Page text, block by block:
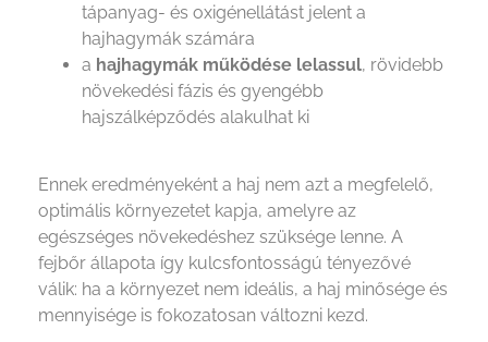
tápanyag- és oxigénellátást jelent a
hajhagymák számára
a hajhagymák működése lelassul, rövidebb
növekedési fázis és gyengébb
hajszálképződés alakulhat ki
Ennek eredményeként a haj nem azt a megfelelő,
optimális környezetet kapja, amelyre az
egészséges növekedéshez szüksége lenne. A
fejbőr állapota így kulcsfontosságú tényezővé
válik: ha a környezet nem ideális, a haj minősége és
mennyisége is fokozatosan változni kezd.